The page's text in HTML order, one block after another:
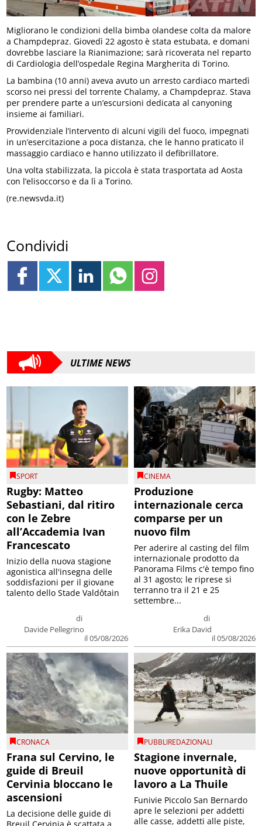
Migliorano le condizioni della bimba olandese colta da malore
a Champdepraz. Giovedì 22 agosto è stata estubata, e domani
dovrebbe lasciare la Rianimazione; sarà ricoverata nel reparto
di Cardiologia dell’ospedale Regina Margherita di Torino.
La bambina (10 anni) aveva avuto un arresto cardiaco martedì
scorso nei pressi del torrente Chalamy, a Champdepraz. Stava
per prendere parte a un’escursioni dedicata al canyoning
insieme ai familiari.
Provvidenziale l’intervento di alcuni vigili del fuoco, impegnati
in un’esercitazione a poca distanza, che le hanno praticato il
massaggio cardiaco e hanno utilizzato il defibrillatore.
Una volta stabilizzata, la piccola è stata trasportata ad Aosta
con l’elisoccorso e da lì a Torino.
(re.newsvda.it)
Condividi
ULTIME NEWS
SPORT
Rugby: Matteo
Sebastiani, dal ritiro
con le Zebre
all’Accademia Ivan
Francescato
di
Davide Pellegrino
il 05/08/2026
Inizio della nuova stagione
agonistica all'insegna delle
soddisfazioni per il giovane
talento dello Stade Valdôtain
CINEMA
Produzione
internazionale cerca
comparse per un
nuovo film
di
Erika David
il 05/08/2026
Per aderire al casting del film
internazionale prodotto da
Panorama Films c'è tempo fino
al 31 agosto; le riprese si
terranno tra il 21 e 25
settembre...
CRONACA
Frana sul Cervino, le
guide di Breuil
Cervinia bloccano le
ascensioni
La decisione delle guide di
PUBBLIREDAZIONALI
Stagione invernale,
nuove opportunità di
lavoro a La Thuile
Funivie Piccolo San Bernardo
apre le selezioni per addetti
alle casse, addetti alle piste,